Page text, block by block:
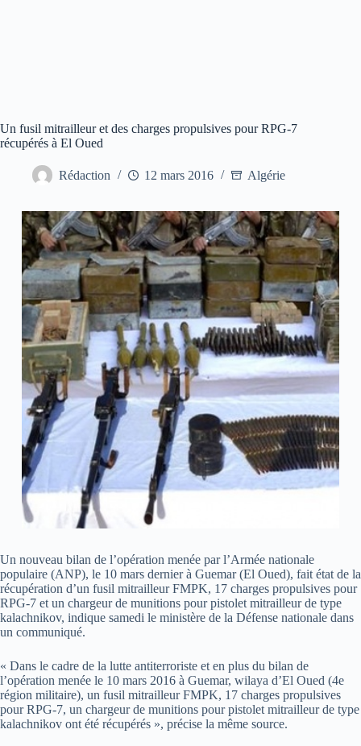
Un fusil mitrailleur et des charges propulsives pour RPG-7
récupérés à El Oued
Rédaction 12 mars 2016 Algérie
Un nouveau bilan de l’opération menée par l’Armée nationale
populaire (ANP), le 10 mars dernier à Guemar (El Oued), fait état de la
récupération d’un fusil mitrailleur FMPK, 17 charges propulsives pour
RPG-7 et un chargeur de munitions pour pistolet mitrailleur de type
kalachnikov, indique samedi le ministère de la Défense nationale dans
un communiqué.
« Dans le cadre de la lutte antiterroriste et en plus du bilan de
l’opération menée le 10 mars 2016 à Guemar, wilaya d’El Oued (4e
région militaire), un fusil mitrailleur FMPK, 17 charges propulsives
pour RPG-7, un chargeur de munitions pour pistolet mitrailleur de type
kalachnikov ont été récupérés », précise la même source.